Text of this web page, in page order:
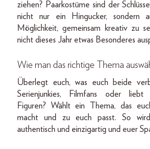
ziehen? Paarkostüme sind der
nicht nur ein Hingucker, sondern
Möglichkeit, gemeinsam kreativ zu
nicht dieses Jahr etwas Besonderes
Wie man das richtige Thema
Überlegt euch, was euch beide
Serienjunkies, Filmfans oder liebt
Figuren? Wählt ein Thema, das
macht und zu euch passt. So
authentisch und einzigartig und euer